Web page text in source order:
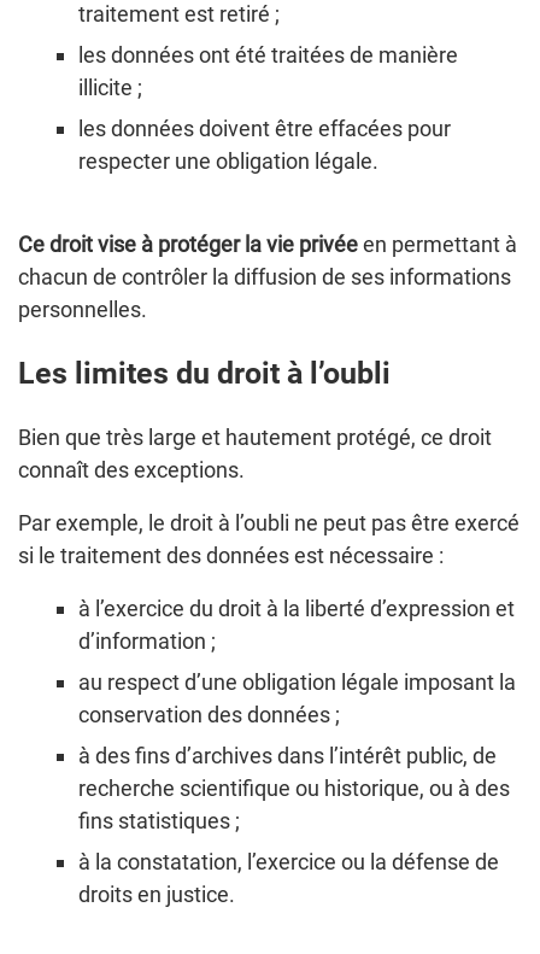
traitement est retiré ;
les données ont été traitées de manière
illicite ;
les données doivent être effacées pour
respecter une obligation légale.
Ce droit vise à protéger la vie privéeen permettant à
chacun de contrôler la diffusion de ses informations
personnelles.
Les limites du droit à l’oubli
Bien que très large et hautement protégé, ce droit
connaît des exceptions.
Par exemple, le droit à l’oubli ne peut pas être exercé
si le traitement des données est nécessaire :
à l’exercice du droit à la liberté d’expression et
d’information ;
au respect d’une obligation légale imposant la
conservation des données ;
à des fins d’archives dans l’intérêt public, de
recherche scientifique ou historique, ou à des
fins statistiques ;
à la constatation, l’exercice ou la défense de
droits en justice.